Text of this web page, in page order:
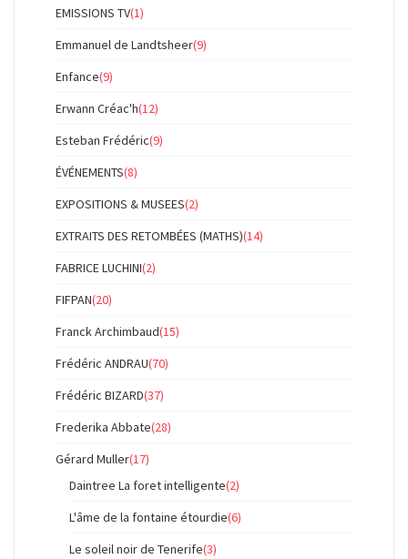
EMISSIONS TV(1)
Emmanuel de Landtsheer(9)
Enfance(9)
Erwann Créac'h(12)
Esteban Frédéric(9)
ÉVÉNEMENTS(8)
EXPOSITIONS & MUSEES(2)
EXTRAITS DES RETOMBÉES (MATHS)(14)
FABRICE LUCHINI(2)
FIFPAN(20)
Franck Archimbaud(15)
Frédéric ANDRAU(70)
Frédéric BIZARD(37)
Frederika Abbate(28)
Gérard Muller(17)
Daintree La foret intelligente(2)
L'âme de la fontaine étourdie(6)
Le soleil noir de Tenerife(3)